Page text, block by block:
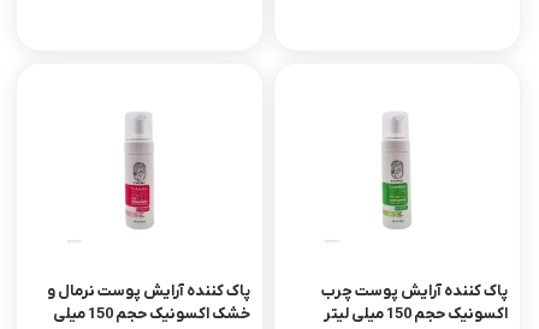
پاک کننده آرایش پوست چرب
اکسونیک حجم 150 میلی لیتر
پاک کننده آرایش پوست نرمال و
خشک اکسونیک حجم 150 میلی